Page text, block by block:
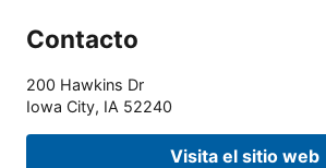
Contacto
200 Hawkins Dr
Iowa City, IA 52240
Visita el sitio web